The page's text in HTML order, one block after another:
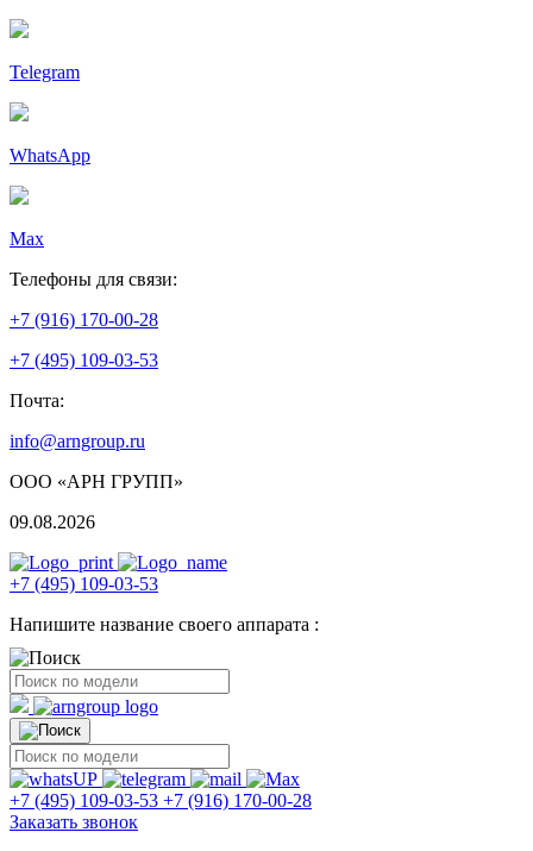
Telegram
WhatsApp
Max
Телефоны для связи:
+7 (916) 170-00-28
+7 (495) 109-03-53
Почта:
info@arngroup.ru
ООО «АРН ГРУПП»
09.08.2026
+7 (495) 109-03-53
Напишите название своего аппарата :
+7 (495) 109-03-53 +7 (916) 170-00-28
Заказать звонок